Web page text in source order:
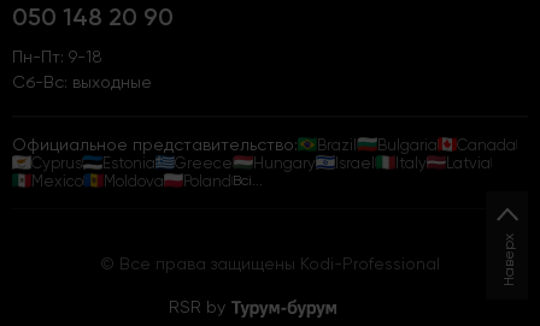
050 148 20 90
Пн-Пт: 9-18
Сб-Вс: выходные
Официальное представительство: Brazil Bulgaria
Canada
Cyprus
Estonia Greece Hungary Israel Italy
Latvia
Mexico
Moldova Poland Всі...
© Все права защищены Kodi-Professional
RSR by
Наверх